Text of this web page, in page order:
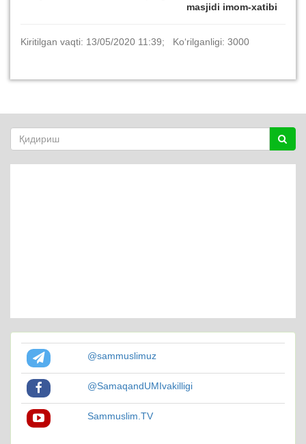
masjidi imom-xatibi
Kiritilgan vaqti: 13/05/2020 11:39; Ko‘rilganligi: 3000
@sammuslimuz
@SamaqandUMIvakilligi
Sammuslim.TV